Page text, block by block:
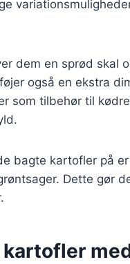
dem en sprød skal
også en ekstra
som tilbehør til
bagte kartofler på
Dette gør